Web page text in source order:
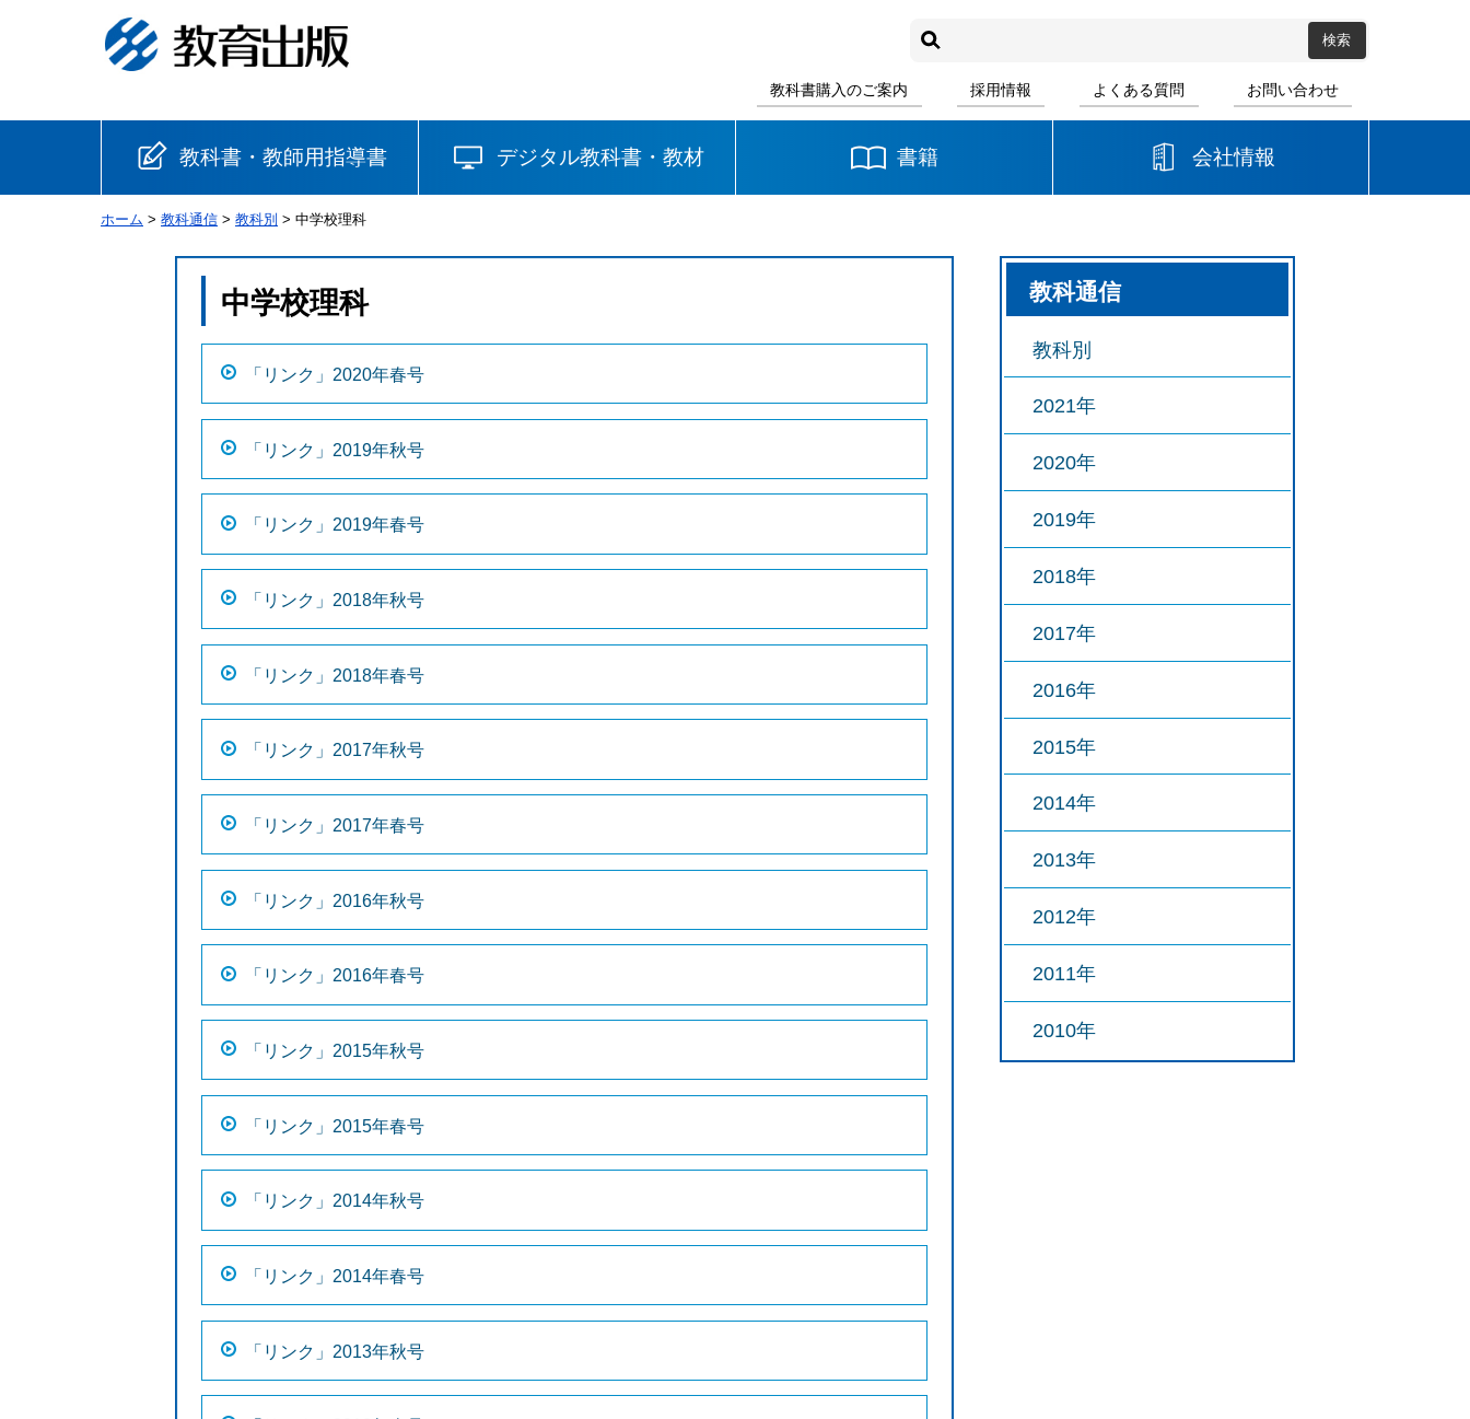
教科書購入のご案内 採用情報 よくある質問 お問い合わせ
教科書・教師用指導書
小学校
書写
理科 生活
英語 道徳
数学 理科 音楽
英語 道徳
音楽
デジタル教科書・教材 書籍 会社情報
ホーム > 教科通信 > 教科別 > 中学校理科
中学校理科
「リンク」2020年春号
「リンク」2019年秋号
「リンク」2019年春号
「リンク」2018年秋号
「リンク」2018年春号
「リンク」2017年秋号
「リンク」2017年春号
「リンク」2016年秋号
「リンク」2016年春号
「リンク」2015年秋号
「リンク」2015年春号
「リンク」2014年秋号
「リンク」2014年春号
「リンク」2013年秋号
教科通信
教科別
2021年
2020年
2019年
2018年
2017年
2016年
2015年
2014年
2013年
2012年
2011年
2010年